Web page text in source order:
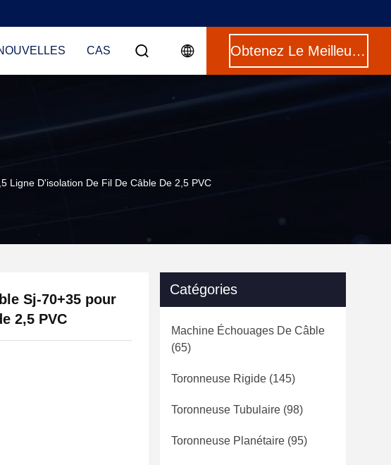
CAS Obtenez Le Meilleur Prix
Ligne D'isolation De Fil De Câble De 2,5 PVC
Sj-70+35 pour
2,5 PVC
Catégories
Machine Échouages De Câble
(65)
Toronneuse Rigide (145)
Toronneuse Tubulaire (98)
Toronneuse Planétaire (95)